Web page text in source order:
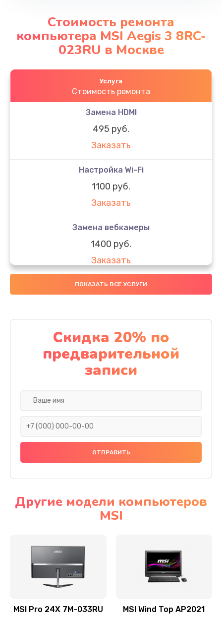
Стоимость ремонта
компьютера MSI Aegis 3 8RC-
023RU в Москве
Услуга
Стоимость ремонта
Замена HDMI
495 руб.
Заказать
Настройка Wi-Fi
1100 руб.
Заказать
Замена вебкамеры
1400 руб.
Заказать
Замена SSD
Заказать
Замена северного моста
1950 руб.
Заказать
Замена шлейфа матрицы
Замена термопасты
Замена системы охлаждения
Заказать
ПОКАЗАТЬ ВСЕ УСЛУГИ
Скидка 20% по
предварительной
записи
Другие модели компьютеров
MSI
MSI Pro 24X 7M-033RU MSI Wind Top AP2021